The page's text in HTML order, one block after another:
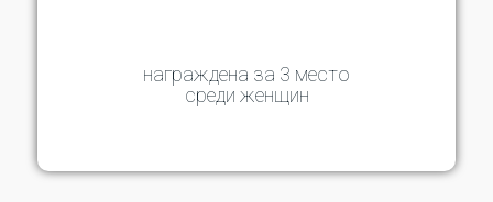
награждена за 3 место
среди женщин